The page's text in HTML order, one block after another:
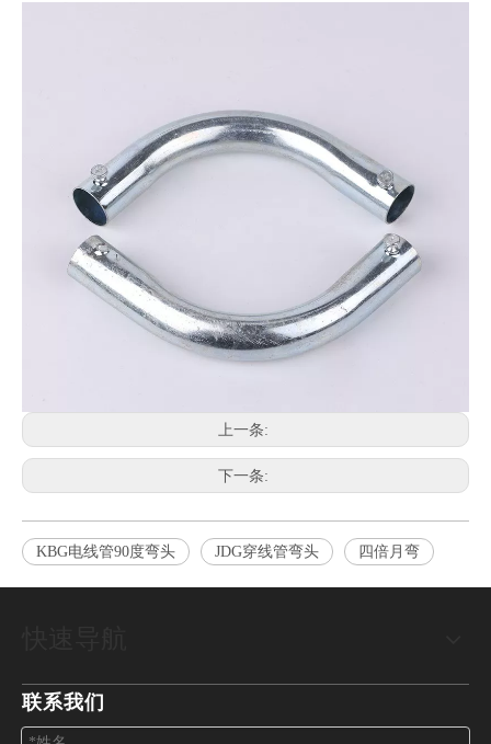
上一条:
下一条:
KBG电线管90度弯头 JDG穿线管弯头 四倍月弯
联系我们